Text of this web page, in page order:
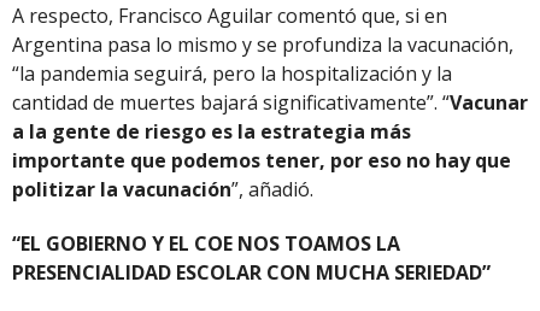
A respecto, Francisco Aguilar comentó que, si en
Argentina pasa lo mismo y se profundiza la vacunación,
“la pandemia seguirá, pero la hospitalización y la
cantidad de muertes bajará significativamente”. “Vacunar
a la gente de riesgo es la estrategia más
importante que podemos tener, por eso no hay que
politizar la vacunación”, añadió.
“EL GOBIERNO Y EL COE NOS TOAMOS LA
PRESENCIALIDAD ESCOLAR CON MUCHA SERIEDAD”